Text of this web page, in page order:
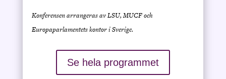
Konferensen arrangeras av LSU, MUCF och
Europaparlamentets kontor i Sverige.
Se hela programmet